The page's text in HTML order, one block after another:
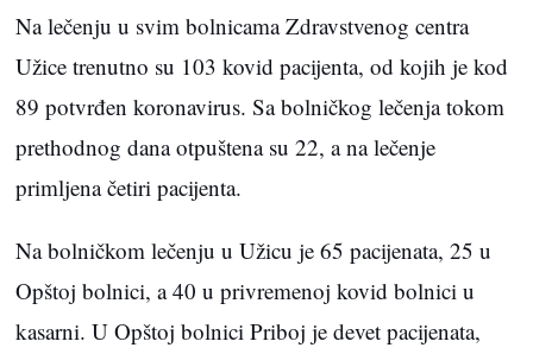
Na lečenju u svim bolnicama Zdravstvenog centra
Užice trenutno su 103 kovid pacijenta, od kojih je kod
89 potvrđen koronavirus. Sa bolničkog lečenja tokom
prethodnog dana otpuštena su 22, a na lečenje
primljena četiri pacijenta.
Na bolničkom lečenju u Užicu je 65 pacijenata, 25 u
Opštoj bolnici, a 40 u privremenoj kovid bolnici u
kasarni. U Opštoj bolnici Priboj je devet pacijenata,